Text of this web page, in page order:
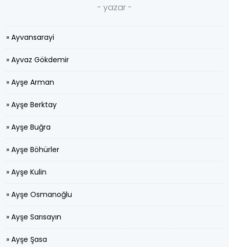
- yazar -
» Ayvansarayi
» Ayvaz Gökdemir
» Ayşe Arman
» Ayşe Berktay
» Ayşe Buğra
» Ayşe Böhürler
» Ayşe Kulin
» Ayşe Osmanoğlu
» Ayşe Sarısayın
» Ayşe Şasa